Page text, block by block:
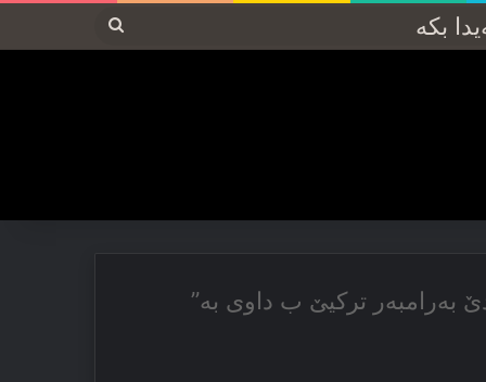
پەیدا
بەرامبەر تركیێ ب داوی بە”